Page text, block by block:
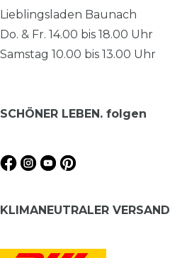
Lieblingsladen Baunach
Do. & Fr. 14.00 bis 18.00 Uhr
Samstag 10.00 bis 13.00 Uhr
SCHÖNER LEBEN. folgen
KLIMANEUTRALER VERSAND